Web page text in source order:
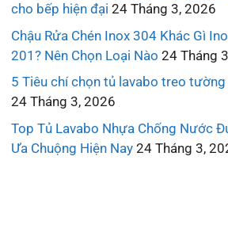
cho bếp hiện đại 24 Tháng 3, 2026
Chậu Rửa Chén Inox 304 Khác Gì
201? Nên Chọn Loại Nào 24 Tháng
5 Tiêu chí chọn tủ lavabo treo tường
24 Tháng 3, 2026
Top Tủ Lavabo Nhựa Chống Nước
Ưa Chuộng Hiện Nay 24 Tháng 3,